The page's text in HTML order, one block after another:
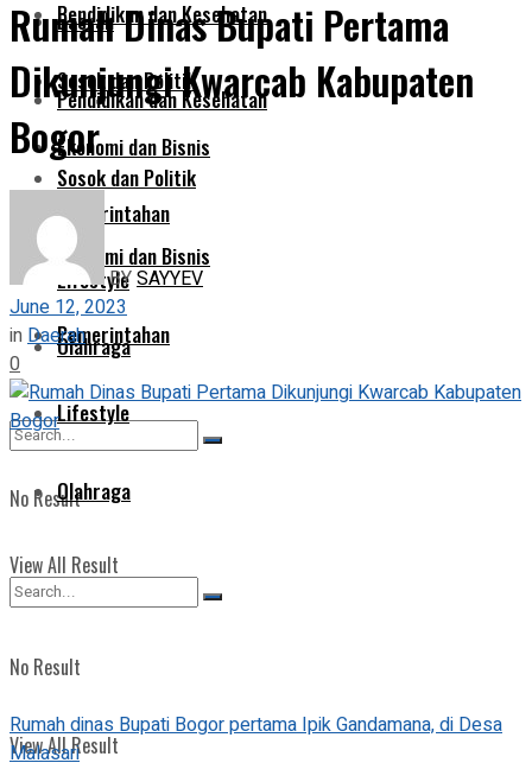
Pendidikan dan Kesehatan
Sosok dan Politik
Ekonomi dan Bisnis
Pemerintahan
Lifestyle
Olahraga
No Result
View All Result
Daerah
Pendidikan dan Kesehatan
Sosok dan Politik
Ekonomi dan Bisnis
Pemerintahan
Lifestyle
Olahraga
No Result
View All Result
Rumah Dinas Bupati Pertama
Dikunjungi Kwarcab Kabupaten
Bogor
BYSAYYEV
June 12, 2023
inDaerah
0
Rumah dinas Bupati Bogor pertama Ipik Gandamana, di Desa
Malasari